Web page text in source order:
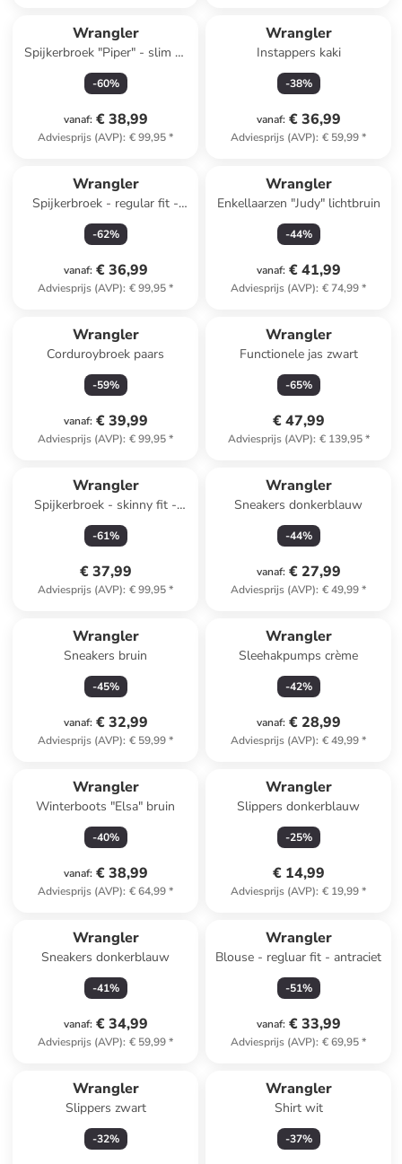
Wrangler
Spijkerbroek "Piper" - slim fit
- blauw
-60%
vanaf: € 38,99
Adviesprijs (AVP): € 99,95*
Wrangler
Instappers kaki
-38%
vanaf: € 36,99
Adviesprijs (AVP): € 59,99*
Wrangler
Spijkerbroek - regular fit -
blauw
-62%
vanaf: € 36,99
Adviesprijs (AVP): € 99,95*
Wrangler
Enkellaarzen "Judy" lichtbruin
-44%
vanaf: € 41,99
Adviesprijs (AVP): € 74,99*
Wrangler
Corduroybroek paars
-59%
vanaf: € 39,99
Adviesprijs (AVP): € 99,95*
Wrangler
Functionele jas zwart
-65%
€ 47,99
Adviesprijs (AVP): € 139,95*
Wrangler
Spijkerbroek - skinny fit -
donkerblauw
-61%
€ 37,99
Adviesprijs (AVP): € 99,95*
Wrangler
Sneakers donkerblauw
-44%
vanaf: € 27,99
Adviesprijs (AVP): € 49,99*
Wrangler
Sneakers bruin
-45%
vanaf: € 32,99
Adviesprijs (AVP): € 59,99*
Wrangler
Sleehakpumps crème
-42%
vanaf: € 28,99
Adviesprijs (AVP): € 49,99*
Wrangler
Winterboots "Elsa" bruin
-40%
vanaf: € 38,99
Adviesprijs (AVP): € 64,99*
Wrangler
Slippers donkerblauw
-25%
€ 14,99
Adviesprijs (AVP): € 19,99*
Wrangler
Sneakers donkerblauw
-41%
vanaf: € 34,99
Adviesprijs (AVP): € 59,99*
Wrangler
Blouse - regluar fit - antraciet
-51%
vanaf: € 33,99
Adviesprijs (AVP): € 69,95*
Wrangler
Slippers zwart
-32%
Wrangler
Shirt wit
-37%